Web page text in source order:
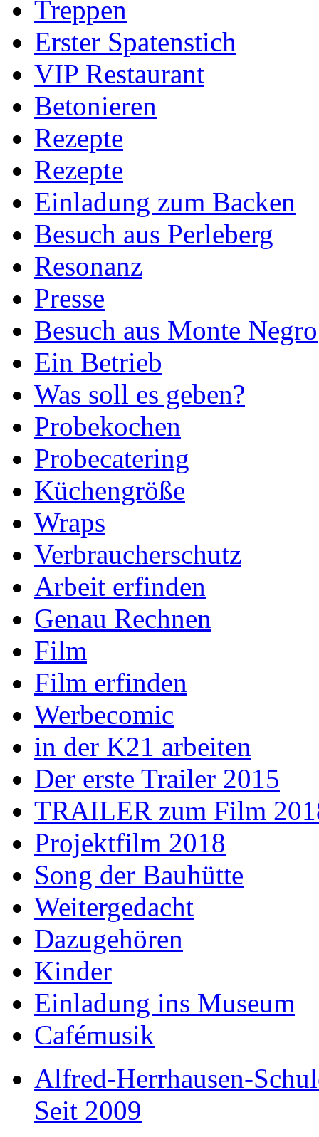
Treppen
Erster Spatenstich
VIP Restaurant
Betonieren
Rezepte
Rezepte
Einladung zum Backen
Besuch aus Perleberg
Resonanz
Presse
Besuch aus Monte Negro
Ein Betrieb
Was soll es geben?
Probekochen
Probecatering
Küchengröße
Wraps
Verbraucherschutz
Arbeit erfinden
Genau Rechnen
Film
Film erfinden
Werbecomic
in der K21 arbeiten
Der erste Trailer 2015
TRAILER zum Film
Projektfilm 2018
Song der Bauhütte
Weitergedacht
Dazugehören
Kinder
Einladung ins Museum
Cafémusik
Alfred-Herrhausen-
Seit 2009